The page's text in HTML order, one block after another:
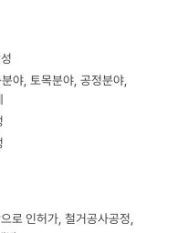
야, 토목분야, 공정분야,
로 인허가, 철거공사공정,